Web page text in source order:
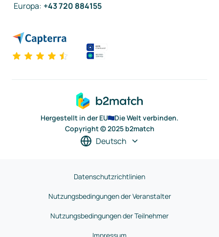
Europa: +43 720 884155
Hergestellt in der EU
Die Welt verbinden.
Copyright © 2025 b2match
Deutsch
Datenschutzrichtlinien
Nutzungsbedingungen der Veranstalter
Nutzungsbedingungen der Teilnehmer